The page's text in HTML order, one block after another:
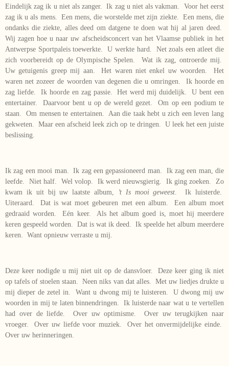
Eindelijk zag ik u niet als zanger. Ik zag u niet als vakman. Voor het eerst
zag ik u als mens. Een mens, die worstelde met zijn ziekte. Een mens, die
ondanks die ziekte, alles deed om datgene te doen wat hij al jaren deed.
Wij zagen hoe u naar uw afscheidsconcert van het Vlaamse publiek in het
Antwerpse Sportpaleis toewerkte. U werkte hard. Net zoals een atleet die
zich voorbereidt op de Olympische Spelen. Wat ik zag, ontroerde mij.
Uw getuigenis greep mij aan. Het waren niet enkel uw woorden. Het
waren net zozeer de woorden van degenen die u omringen. Ik hoorde en
zag liefde. Ik hoorde en zag passie. Het werd mij duidelijk. U bent een
entertainer. Daarvoor bent u op de wereld gezet. Om op een podium te
staan. Om mensen te entertainen. Aan die taak hebt u zich een leven lang
gekweten. Maar een afscheid leek zich op te dringen. U leek het een juiste
beslissing.
Ik zag een mooi man. Ik zag een gepassioneerd man. Ik zag een man, die
leefde. Niet half. Wel volop. Ik werd nieuwsgierig. Ik ging zoeken. Zo
kwam ik uit bij uw laatste album,
’t Is mooi geweest . Ik luisterde.
Uiteraard. Dat is wat moet gebeuren met een album. Een album moet
gedraaid worden. Eén keer. Als het album goed is, moet hij meerdere
keren gespeeld worden. Dat is wat ik deed. Ik speelde het album meerdere
keren. Want opnieuw verraste u mij.
Deze keer nodigde u mij niet uit op de dansvloer. Deze keer ging ik niet
op tafels of stoelen staan. Neen niks van dat alles. Met uw liedjes drukte u
mij dieper de zetel in. Want u dwong mij te luisteren. U dwong mij uw
woorden in mij te laten binnendringen. Ik luisterde naar wat u te vertellen
had over de liefde. Over uw optimisme. Over uw terugkijken naar
vroeger. Over uw liefde voor muziek. Over het onvermijdelijke einde.
Over uw herinneringen.